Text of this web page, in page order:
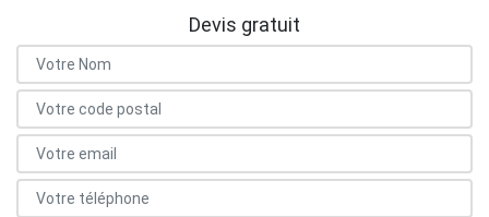
Devis gratuit